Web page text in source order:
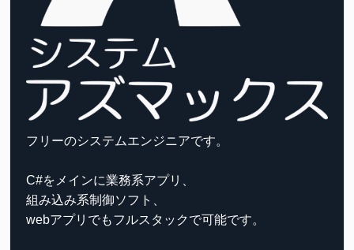
フリーのシステムエンジニアです。
C#をメインに業務系アプリ、
組み込み系制御ソフト、
webアプリでもフルスタックで可能です。